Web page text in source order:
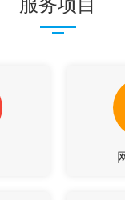
服务项目